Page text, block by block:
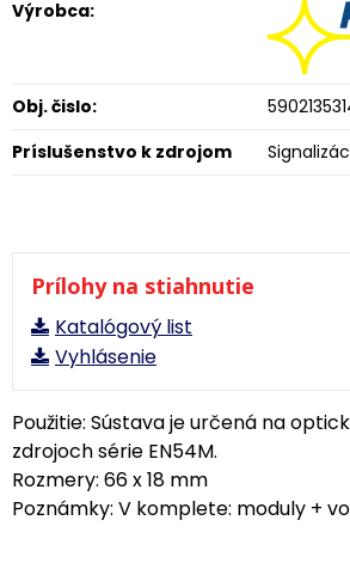
Výrobca:
Obj. čislo:
Príslušenstvo k zdrojom
Prílohy na stiahnutie
Katalógový list
Vyhlásenie
Použitie: Sústava je určená na
zdrojoch série EN54M.
Rozmery: 66 x 18 mm
Poznámky: V komplete: moduly +